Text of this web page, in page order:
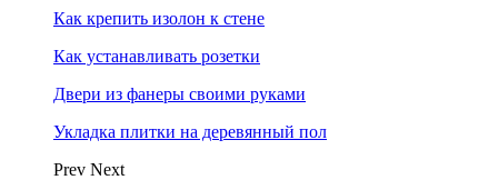
Как крепить изолон к стене
Как устанавливать розетки
Двери из фанеры своими руками
Укладка плитки на деревянный пол
Prev Next